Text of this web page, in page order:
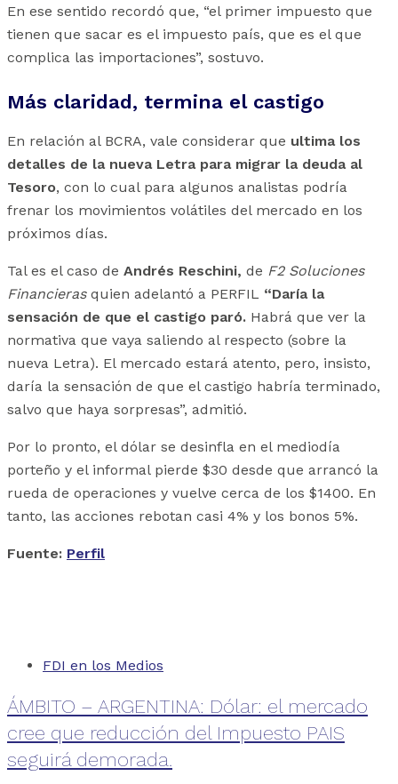
En ese sentido recordó que, “el primer impuesto que
tienen que sacar es el impuesto país, que es el que
complica las importaciones”, sostuvo.
Más claridad, termina el castigo
En relación al BCRA, vale considerar que ultima los
detalles de la nueva Letra para migrar la deuda al
Tesoro, con lo cual para algunos analistas podría
frenar los movimientos volátiles del mercado en los
próximos días.
Tal es el caso de Andrés Reschini, de F2 Soluciones
Financierasquien adelantó a PERFIL “Daría la
sensación de que el castigo paró. Habrá que ver la
normativa que vaya saliendo al respecto (sobre la
nueva Letra). El mercado estará atento, pero, insisto,
daría la sensación de que el castigo habría terminado,
salvo que haya sorpresas”, admitió.
Por lo pronto, el dólar se desinfla en el mediodía
porteño y el informal pierde $30 desde que arrancó la
rueda de operaciones y vuelve cerca de los $1400. En
tanto, las acciones rebotan casi 4% y los bonos 5%.
Fuente: Perfil
FDI en los Medios
ÁMBITO – ARGENTINA: Dólar: el mercado
cree que reducción del Impuesto PAIS
seguirá demorada.